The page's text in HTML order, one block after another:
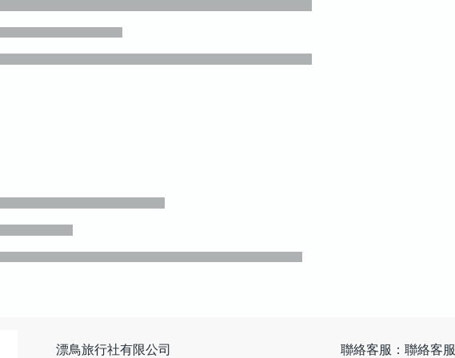
漂鳥旅行社有限公司 聯絡客服：聯絡客服